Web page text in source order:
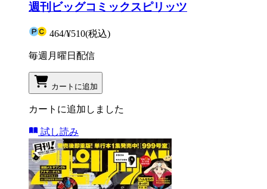
週刊ビッグコミックスピリッツ
464/¥510(税込)
毎週月曜日配信
カートに追加
カートに追加しました
試し読み